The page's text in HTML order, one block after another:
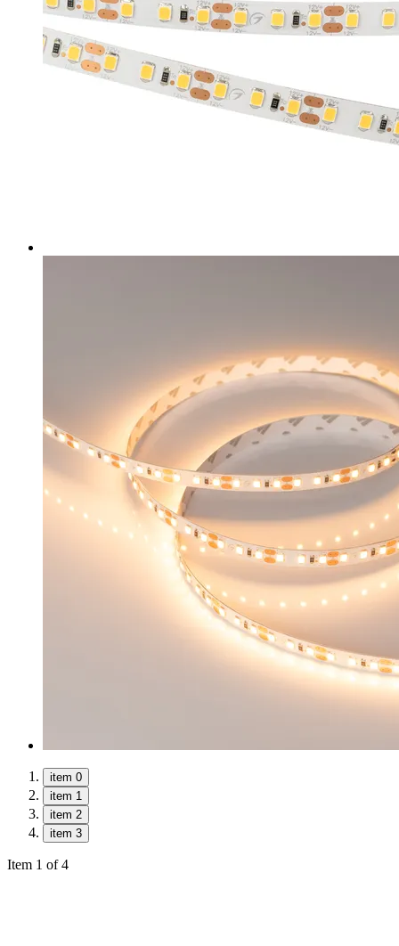
item 0
item 1
item 2
item 3
Item 1 of 4